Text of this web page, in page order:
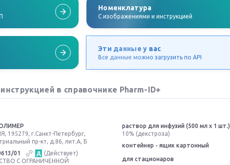
Номенклатура
C изображениями и инструкцией
Эти данные у вас
Все данные можно загрузить по API
в справочнике Pharm-ID+
195279, г.Санкт-Петербург,
пр-кт, д.86, лит.А, Б
01
Д (Действует)
С ОГРАНИЧЕННОЙ
раствор для инфузий (500 мл x 1 шт.)
10% (декстроза)
контейнер - ящик картонный
для стационаров